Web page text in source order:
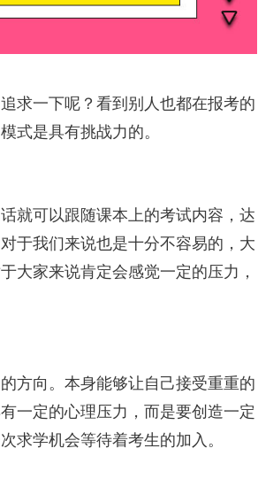
求一下呢？看到别人也都在报考的
式是具有挑战力的。
就可以跟随课本上的考试内容，达
于我们来说也是十分不容易的，大
大家来说肯定会感觉一定的压力，
方向。本身能够让自己接受重重的
一定的心理压力，而是要创造一定
求学机会等待着考生的加入。